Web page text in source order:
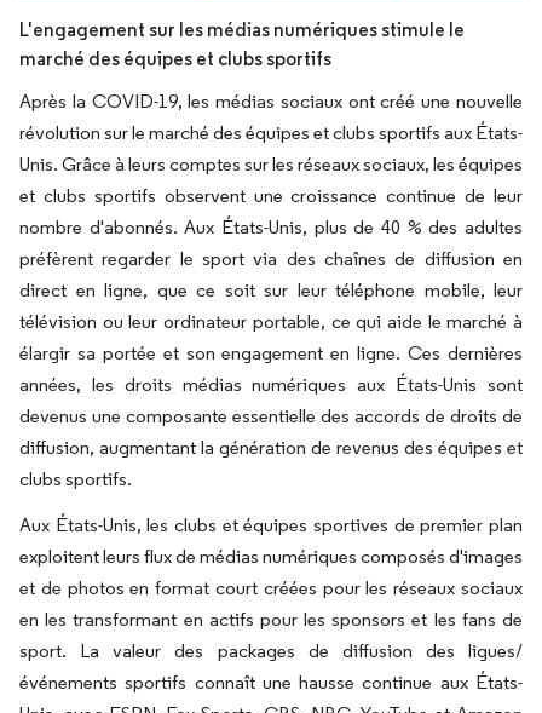
L'engagement sur les médias numériques stimule le
marché des équipes et clubs sportifs
Après la COVID-19, les médias sociaux ont créé une nouvelle
révolution sur le marché des équipes et clubs sportifs aux États-
Unis. Grâce à leurs comptes sur les réseaux sociaux, les équipes
et clubs sportifs observent une croissance continue de leur
nombre d'abonnés. Aux États-Unis, plus de 40 % des adultes
préfèrent regarder le sport via des chaînes de diffusion en
direct en ligne, que ce soit sur leur téléphone mobile, leur
télévision ou leur ordinateur portable, ce qui aide le marché à
élargir sa portée et son engagement en ligne. Ces dernières
années, les droits médias numériques aux États-Unis sont
devenus une composante essentielle des accords de droits de
diffusion, augmentant la génération de revenus des équipes et
clubs sportifs.
Aux États-Unis, les clubs et équipes sportives de premier plan
exploitent leurs flux de médias numériques composés d'images
et de photos en format court créées pour les réseaux sociaux
en les transformant en actifs pour les sponsors et les fans de
sport. La valeur des packages de diffusion des ligues/
événements sportifs connaît une hausse continue aux États-